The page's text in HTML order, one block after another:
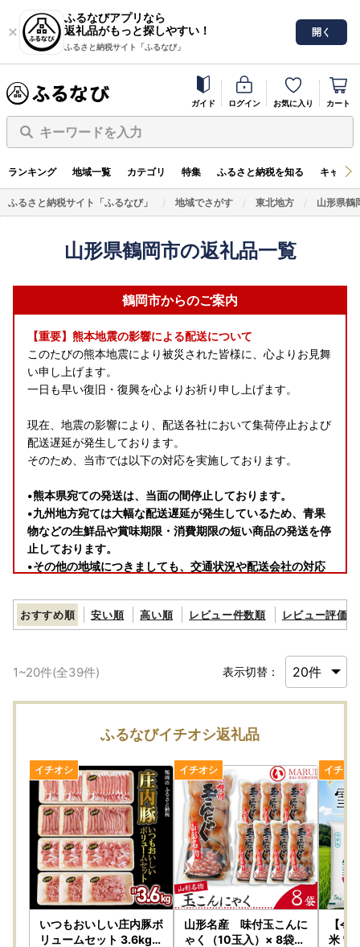
ふるなびアプリなら
返礼品がもっと探しやすい！
ふるさと納税サイト「ふるなび」
開く
ガイド ログイン お気に入り カート
キーワードを入力
ランキング 地域一覧 カテゴリ 特集 ふるさと納税を知る キャン
ふるさと納税サイト「ふるなび」 地域でさがす 東北地方 山形県鶴
山形県鶴岡市の返礼品一覧
鶴岡市からのご案内
【重要】熊本地震の影響による配送について
このたびの熊本地震により被災された皆様に、心よりお見舞
い申し上げます。
一日も早い復旧・復興を心よりお祈り申し上げます。
現在、地震の影響により、配送各社において集荷停止および
配送遅延が発生しております。
そのため、当市では以下の対応を実施しております。
•熊本県宛ての発送は、当面の間停止しております。
•九州地方宛ては大幅な配送遅延が発生しているため、青果
物などの生鮮品や賞味期限・消費期限の短い商品の発送を停
止しております。
•その他の地域につきましても、交通状況や配送会社の対応
配送状況が改善し次第、順次発送を再開いたします。
おすすめ順 安い順 高い順 レビュー件数順 レビュー評価順
1~20件(全39件) 表示切替：
ふるなびイチオシ返礼品
いつもおいしい庄内豚ボ
リュームセット 3.6kg（
山形名産 味付玉こんに
ゃく（10玉入）× 8袋
【令
米 雪